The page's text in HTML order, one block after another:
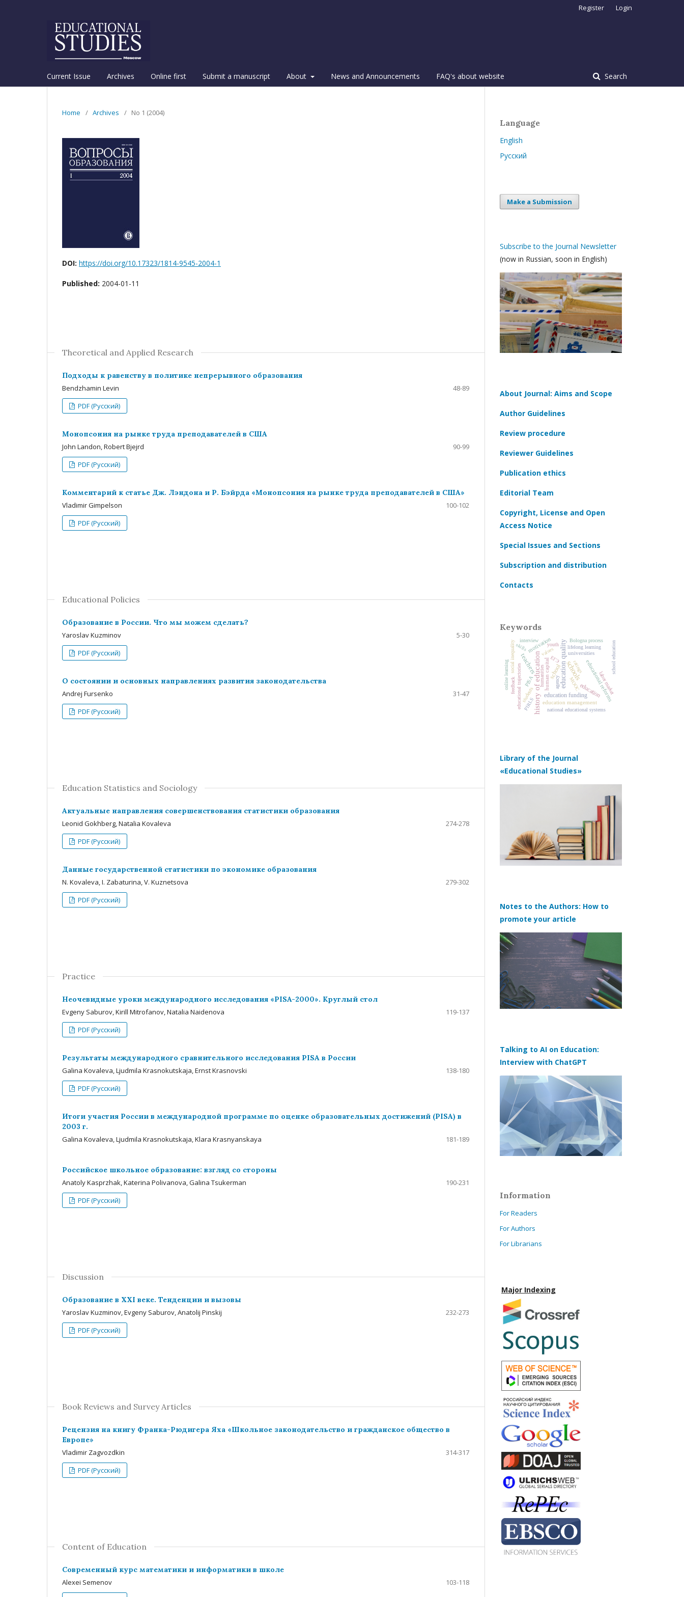
Current Issue Archives Online first Submit a manuscript About News and Announcements FAQ's about website Search
Register Login
Home / Archives / No 1 (2004)
DOI: https://doi.org/10.17323/1814-9545-2004-1
Published: 2004-01-11
Theoretical and Applied Research
Подходы к равенству в политике непрерывного образования
Bendzhamin Levin
48-89
PDF (Русский)
Монопсония на рынке труда преподавателей в США
John Landon, Robert Bjejrd
90-99
PDF (Русский)
Комментарий к статье Дж. Лэндона и Р. Бэйрда «Монопсония на рынке труда преподавателей в США»
Vladimir Gimpelson
100-102
PDF (Русский)
Educational Policies
Образование в России. Что мы можем сделать?
Yaroslav Kuzminov
5-30
PDF (Русский)
О состоянии и основных направлениях развития законодательства
Andrej Fursenko
31-47
PDF (Русский)
Education Statistics and Sociology
Актуальные направления совершенствования статистики образования
Leonid Gokhberg, Natalia Kovaleva
274-278
PDF (Русский)
Данные государственной статистики по экономике образования
N. Kovaleva, I. Zabaturina, V. Kuznetsova
279-302
PDF (Русский)
Practice
Неочевидные уроки международного исследования «PISA-2000». Круглый стол
Evgeny Saburov, Kirill Mitrofanov, Natalia Naidenova
119-137
PDF (Русский)
Результаты международного сравнительного исследования PISA в России
Galina Kovaleva, Ljudmila Krasnokutskaja, Ernst Krasnovski
138-180
PDF (Русский)
Итоги участия России в международной программе по оценке образовательных достижений (PISA) в
2003 г.
Galina Kovaleva, Ljudmila Krasnokutskaja, Klara Krasnyanskaya
181-189
Российское школьное образование: взгляд со стороны
Anatoly Kasprzhak, Katerina Polivanova, Galina Tsukerman
190-231
PDF (Русский)
Discussion
Образование в XXI веке. Тенденции и вызовы
Yaroslav Kuzminov, Evgeny Saburov, Anatolij Pinskij
232-273
PDF (Русский)
Book Reviews and Survey Articles
Рецензия на книгу Франка-Рюдигера Яха «Школьное законодательство и гражданское общество в
Европе»
Vladimir Zagvozdkin
314-317
PDF (Русский)
Content of Education
Современный курс математики и информатики в школе
Alexei Semenov
103-118
Language
English
Русский
Make a Submission
Subscribe to the Journal Newsletter
(now in Russian, soon in English)
About Journal: Aims and Scope
Author Guidelines
Review procedure
Reviewer Guidelines
Publication ethics
Editorial Team
Copyright, License and Open
Access Notice
Special Issues and Sections
Subscription and distribution
Contacts
Keywords
history of education schools
education quality
teachers
education
school
education fundingeducational reforms
human capital
education management
universities
motivation
educational trajectories
social inequality
national educational systems
PISA labor market
students
lifelong learning
Bologna process
humanities MOOC
school education
online learning
ЕГЭ
values
agency
skills youth
ratings
PIRLS
interview
feedback
Library of the Journal
«Educational Studies»
Notes to the Authors: How to
promote your article
Talking to AI on Education:
Interview with ChatGPT
Information
For Readers
For Authors
For Librarians
Major Indexing